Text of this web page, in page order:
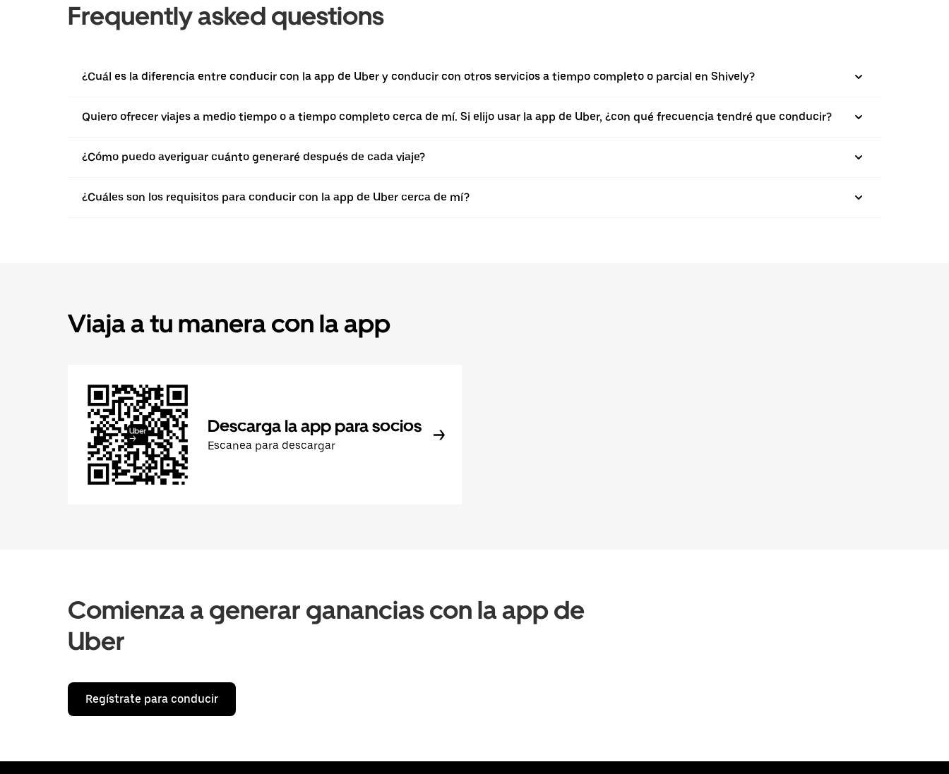
Frequently asked questions
¿Cuál es la diferencia entre conducir con la app de Uber y conducir con otros servicios a tiempo completo o parcial en Shively?
Quiero ofrecer viajes a medio tiempo o a tiempo completo cerca de mí. Si elijo usar la app de Uber, ¿con qué frecuencia tendré que conducir?
¿Cómo puedo averiguar cuánto generaré después de cada viaje?
¿Cuáles son los requisitos para conducir con la app de Uber cerca de mí?
Viaja a tu manera con la app
Descarga la app para socios
Escanea para descargar
Comienza a generar ganancias con la app de
Uber
Regístrate para conducir